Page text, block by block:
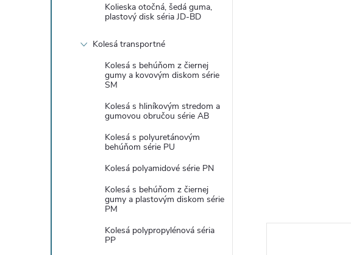
Kolieska otočná, šedá guma,
plastový disk séria JD-BD
Kolesá transportné
Kolesá s behúňom z čiernej
gumy a kovovým diskom série
SM
Kolesá s hliníkovým stredom a
gumovou obručou série AB
Kolesá s polyuretánovým
behúňom série PU
Kolesá polyamidové série PN
Kolesá s behúňom z čiernej
gumy a plastovým diskom série
PM
Kolesá polypropylénová séria
PP